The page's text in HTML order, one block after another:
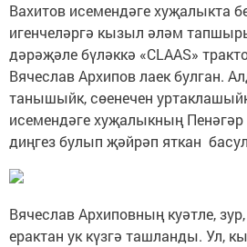
Вахитов исемендәге хуҗалыкта
игенчеләргә кызыл әләм
дәрәҗәле бүләккә «CLAAS»
Вячеслав Архипов лаек булган.
танышыйк, сөенечен
исемендәге хуҗалыкның
диңгез булып җәйрәп яткан
Вячеслав Архиповның куәтле,
ерактан ук күзгә ташланды. Ул,